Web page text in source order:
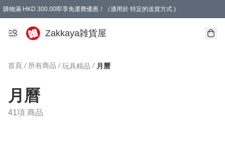
購物滿 HKD 300.00即享免運費優惠！（適用於 特定的送貨方式 )
Zakkaya雑貨屋
首頁 / 所有商品 / 玩具精品 / 月曆
月曆
41項 商品